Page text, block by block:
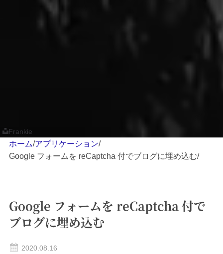
Frankie
ホーム/アプリケーション/
Google フォームを reCaptcha 付でブログに埋め込む/
Google フォームを reCaptcha 付で
ブログに埋め込む
2020.08.16